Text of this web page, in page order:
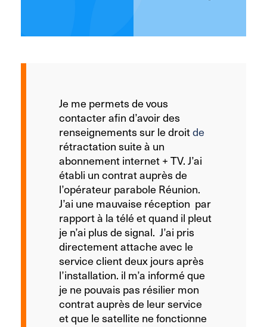
Je me permets de vous
contacter afin d’avoir des
renseignements sur le droitde
rétractation suite à un
abonnement internet + TV. J’ai
établi un contrat auprès de
l’opérateur parabole Réunion.
J’ai une mauvaise réception par
rapport à la télé et quand il pleut
je n’ai plus de signal. J’ai pris
directement attache avec le
service client deux jours après
l’installation. il m’a informé que
je ne pouvais pas résilier mon
contrat auprès de leur service
et que le satellite ne fonctionne